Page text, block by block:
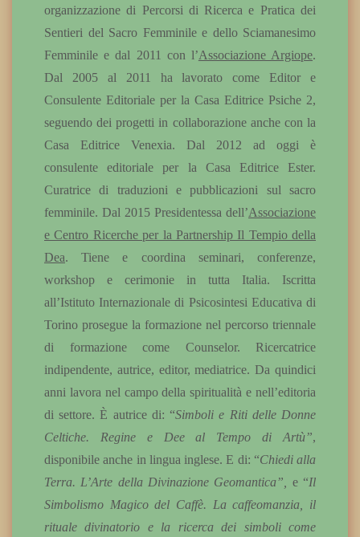
organizzazione di Percorsi di Ricerca e Pratica dei
Sentieri del Sacro Femminile e dello Sciamanesimo
Femminile e dal 2011 con l’Associazione Argiope.
Dal 2005 al 2011 ha lavorato come Editor e
Consulente Editoriale per la Casa Editrice Psiche 2,
seguendo dei progetti in collaborazione anche con la
Casa Editrice Venexia. Dal 2012 ad oggi è
consulente editoriale per la Casa Editrice Ester.
Curatrice di traduzioni e pubblicazioni sul sacro
femminile. Dal 2015 Presidentessa dell’Associazione
e Centro Ricerche per la Partnership Il Tempio della
Dea. Tiene e coordina seminari, conferenze,
workshop e cerimonie in tutta Italia. Iscritta
all’Istituto Internazionale di Psicosintesi Educativa di
Torino prosegue la formazione nel percorso triennale
di formazione come Counselor. Ricercatrice
indipendente, autrice, editor, mediatrice. Da quindici
anni lavora nel campo della spiritualità e nell’editoria
di settore. È autrice di: “Simboli e Riti delle Donne
Celtiche. Regine e Dee al Tempo di Artù”,
disponibile anche in lingua inglese. E di: “Chiedi alla
Terra. L’Arte della Divinazione Geomantica”,
e “Il
Simbolismo Magico del Caffè. La caffeomanzia, il
rituale divinatorio e la ricerca dei simboli come